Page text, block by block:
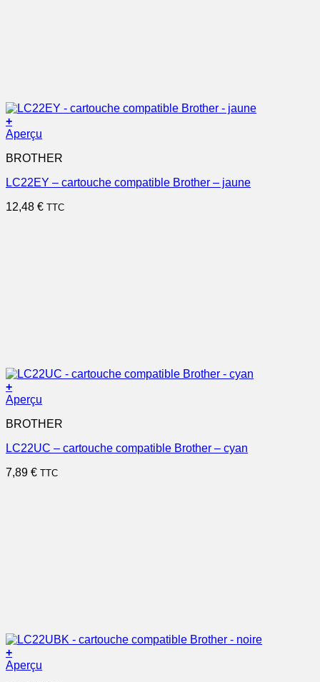
+
Aperçu
BROTHER
LC22EY – cartouche compatible Brother – jaune
12,48 € TTC
+
Aperçu
BROTHER
LC22UC – cartouche compatible Brother – cyan
7,89 € TTC
+
Aperçu